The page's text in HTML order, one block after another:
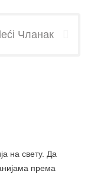
Чланак
на свету. Да
према